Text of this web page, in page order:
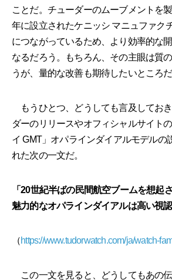
ことだ。チューダーのムーブメントを
年に設立されたケニッシ マニュファク
につながっているため、より効率的な
なるだろう。もちろん、その主眼は質
うが、量的な改善も期待したいところだ
もうひとつ、どうしても言及してお
ダーのリリースやオフィシャルサイト
イ GMT」オパラインダイアルモデルの
れた次の一文だ。
「20世紀半ばの民間航空ブームを想起
魅力的なオパラインダイアルは高い視認
（https://www.tudorwatch.com/ja/watch-
この一文を見ると、どうしてもあの